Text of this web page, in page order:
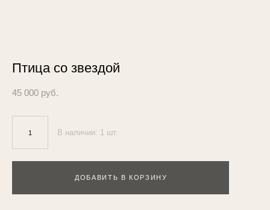
Птица со звездой
45 000 pуб.
В наличии: 1 шт.
ДОБАВИТЬ В КОРЗИНУ